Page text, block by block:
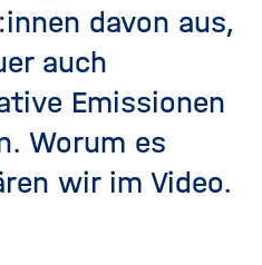
davon aus,
auch
Emissionen
Worum es
wir im Video.